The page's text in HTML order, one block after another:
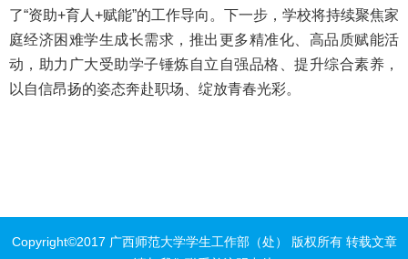
了“资助+育人+赋能”的工作导向。下一步，学校将持续聚焦家
庭经济困难学生成长需求，推出更多精准化、高品质赋能活
动，助力广大受助学子锤炼自立自强品格、提升综合素养，
以自信昂扬的姿态奔赴职场、绽放青春光彩。
Copyright©2017 广西师范大学学生工作部（处） 版权所有 转载文章